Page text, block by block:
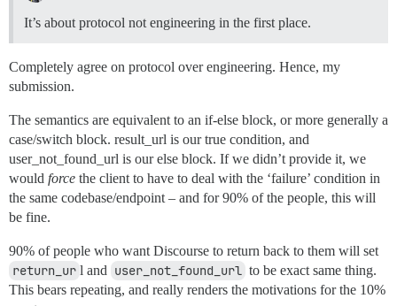
It’s about protocol not engineering in the first place.
Completely agree on protocol over engineering. Hence, my
submission.
The semantics are equivalent to an if-else block, or more generally a
case/switch block. result_url is our true condition, and
user_not_found_url is our else block. If we didn’t provide it, we
would force the client to have to deal with the ‘failure’ condition in
the same codebase/endpoint – and for 90% of the people, this will
be fine.
90% of people who want Discourse to return back to them will set
return_ur l and user_not_found_url to be exact same thing.
This bears repeating, and really renders the motivations for the 10%